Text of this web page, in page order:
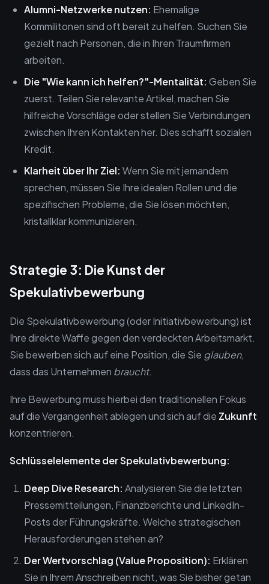
Alumni-Netzwerke nutzen: Ehemalige
Kommilitonen sind oft bereit zu helfen. Suchen Sie
gezielt nach Personen, die in Ihren Traumfirmen
arbeiten.
Die "Wie kann ich helfen?"-Mentalität: Geben Sie
zuerst. Teilen Sie relevante Artikel, machen Sie
hilfreiche Vorschläge oder stellen Sie Verbindungen
zwischen Ihren Kontakten her. Dies schafft sozialen
Kredit.
Klarheit über Ihr Ziel: Wenn Sie mit jemandem
sprechen, müssen Sie Ihre idealen Rollen und die
spezifischen Probleme, die Sie lösen möchten,
kristallklar kommunizieren.
Strategie 3: Die Kunst der
Spekulativbewerbung
Die Spekulativbewerbung (oder Initiativbewerbung) ist
Ihre direkte Waffe gegen den verdeckten Arbeitsmarkt.
Sie bewerben sich auf eine Position, die Sie glauben,
dass das Unternehmen braucht.
Ihre Bewerbung muss hierbei den traditionellen Fokus
auf die Vergangenheit ablegen und sich auf die Zukunft
konzentrieren.
Schlüsselelemente der Spekulativbewerbung:
Deep Dive Research: Analysieren Sie die letzten
Pressemitteilungen, Finanzberichte und LinkedIn-
Posts der Führungskräfte. Welche strategischen
Herausforderungen stehen an?
Der Wertvorschlag (Value Proposition): Erklären
Sie in Ihrem Anschreiben nicht, was Sie bisher getan